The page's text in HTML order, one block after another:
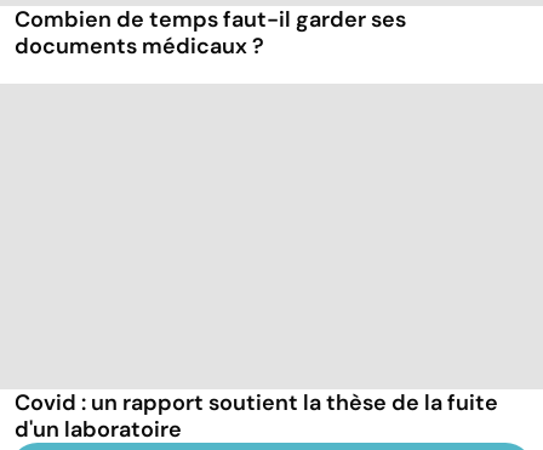
Combien de temps faut-il garder ses
documents médicaux ?
Covid : un rapport soutient la thèse de la fuite
d'un laboratoire